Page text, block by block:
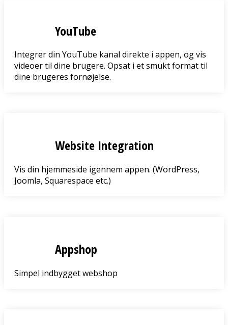
YouTube
Integrer din YouTube kanal direkte i appen, og vis
videoer til dine brugere. Opsat i et smukt format til
dine brugeres fornøjelse.
Website Integration
Vis din hjemmeside igennem appen. (WordPress,
Joomla, Squarespace etc.)
Appshop
Simpel indbygget webshop